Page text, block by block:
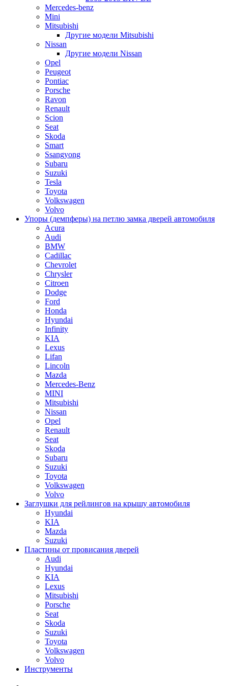
Mercedes-benz
Mini
Mitsubishi
Другие модели Mitsubishi
Nissan
Другие модели Nissan
Opel
Peugeot
Pontiac
Porsche
Ravon
Renault
Scion
Seat
Skoda
Smart
Ssangyong
Subaru
Suzuki
Tesla
Toyota
Volkswagen
Volvo
Упоры (демпферы) на петлю замка дверей автомобиля
Acura
Audi
BMW
Cadillac
Chevrolet
Chrysler
Citroen
Dodge
Ford
Honda
Hyundai
Infinity
KIA
Lexus
Lifan
Lincoln
Mazda
Merсedes-Benz
MINI
Mitsubishi
Nissan
Opel
Renault
Seat
Skoda
Subaru
Suzuki
Toyota
Volkswagen
Volvo
Заглушки для рейлингов на крышу автомобиля
Hyundai
KIA
Mazda
Suzuki
Пластины от провисания дверей
Audi
Hyundai
KIA
Lexus
Mitsubishi
Porsche
Seat
Skoda
Suzuki
Toyota
Volkswagen
Volvo
Инструменты